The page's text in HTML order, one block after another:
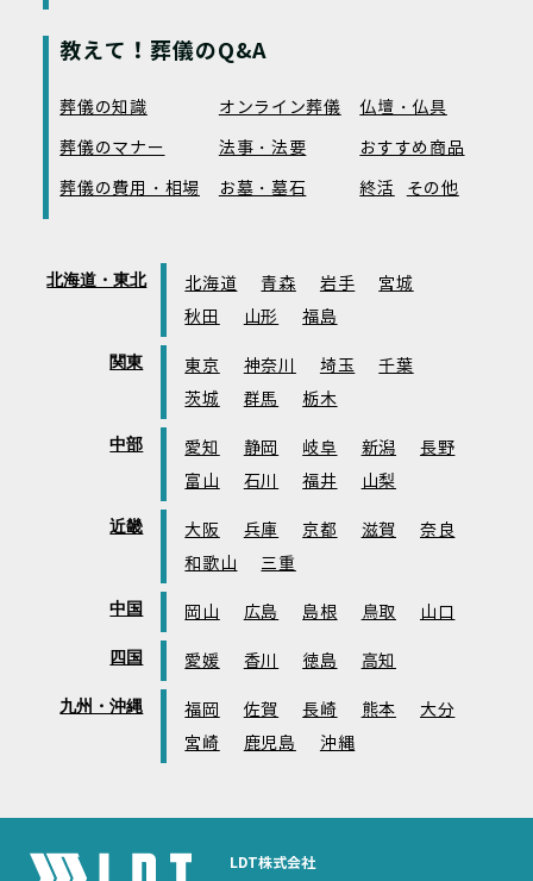
教えて！葬儀のQ&A
葬儀の知識 オンライン葬儀
仏壇・仏具
葬儀のマナー
法事・法要
おすすめ商品
葬儀の費用・相場
お墓・墓石 終活 その他
北海道・東北 北海道 青森 岩手
宮城
秋田
山形 福島
関東 東京 神奈川 埼玉
千葉
茨城
群馬 栃木
中部 愛知 静岡 岐阜 新潟
長野
富山
石川 福井 山梨
近畿 大阪 兵庫 京都 滋賀
奈良
和歌山
三重
中国 岡山 広島 島根 鳥取 山口
四国 愛媛 香川 徳島 高知
九州・沖縄 福岡 佐賀 長崎 熊本
大分
宮崎
鹿児島 沖縄
LDT株式会社